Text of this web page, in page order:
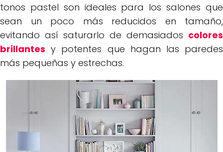
tonos pastel son ideales para los salones que
sean un poco más reducidos en tamaño,
evitando así saturarlo de demasiados colores
brillantes y potentes que hagan las paredes
más pequeñas y estrechas.